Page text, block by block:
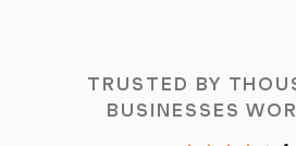
TRUSTED BY
BUSINESSES